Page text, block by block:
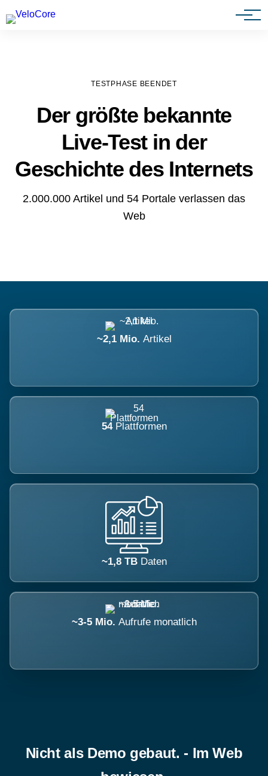
Agenturen & Webdesigner
TESTPHASE BEENDET
Der größte bekannte
Live-Test in der
Geschichte des Internets
2.000.000 Artikel und 54 Portale verlassen das
Web
~2,1 Mio. Artikel
54 Plattformen
~1,8 TB Daten
~3-5 Mio. Aufrufe monatlich
Nicht als Demo gebaut. - Im Web